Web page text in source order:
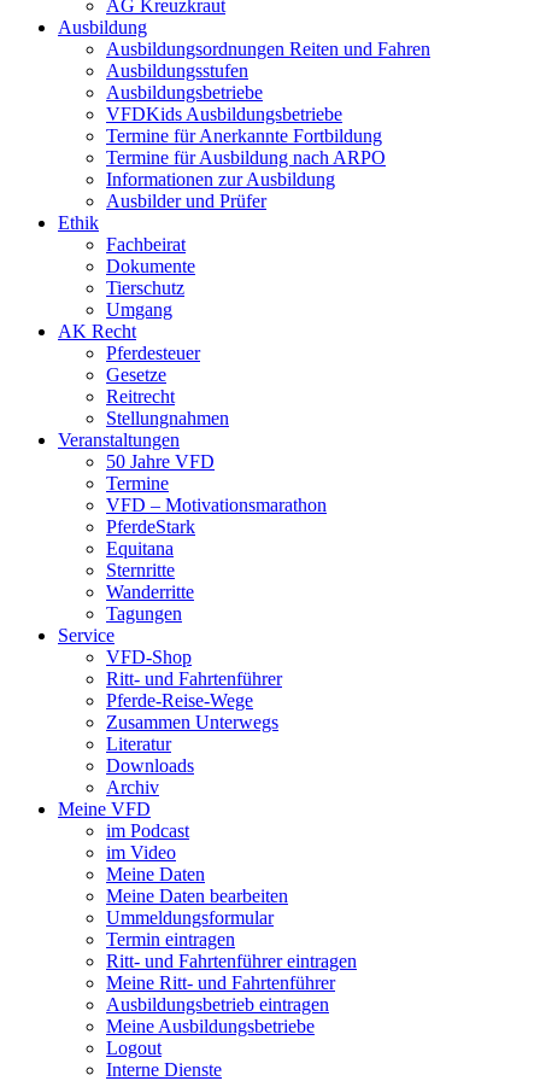
AG Kreuzkraut
Ausbildung
Ausbildungsordnungen Reiten und Fahren
Ausbildungsstufen
Ausbildungsbetriebe
VFDKids Ausbildungsbetriebe
Termine für Anerkannte Fortbildung
Termine für Ausbildung nach ARPO
Informationen zur Ausbildung
Ausbilder und Prüfer
Ethik
Fachbeirat
Dokumente
Tierschutz
Umgang
AK Recht
Pferdesteuer
Gesetze
Reitrecht
Stellungnahmen
Veranstaltungen
50 Jahre VFD
Termine
VFD – Motivationsmarathon
PferdeStark
Equitana
Sternritte
Wanderritte
Tagungen
Service
VFD-Shop
Ritt- und Fahrtenführer
Pferde-Reise-Wege
Zusammen Unterwegs
Literatur
Downloads
Archiv
Meine VFD
im Podcast
im Video
Meine Daten
Meine Daten bearbeiten
Ummeldungsformular
Termin eintragen
Ritt- und Fahrtenführer eintragen
Meine Ritt- und Fahrtenführer
Ausbildungsbetrieb eintragen
Meine Ausbildungsbetriebe
Logout
Interne Dienste